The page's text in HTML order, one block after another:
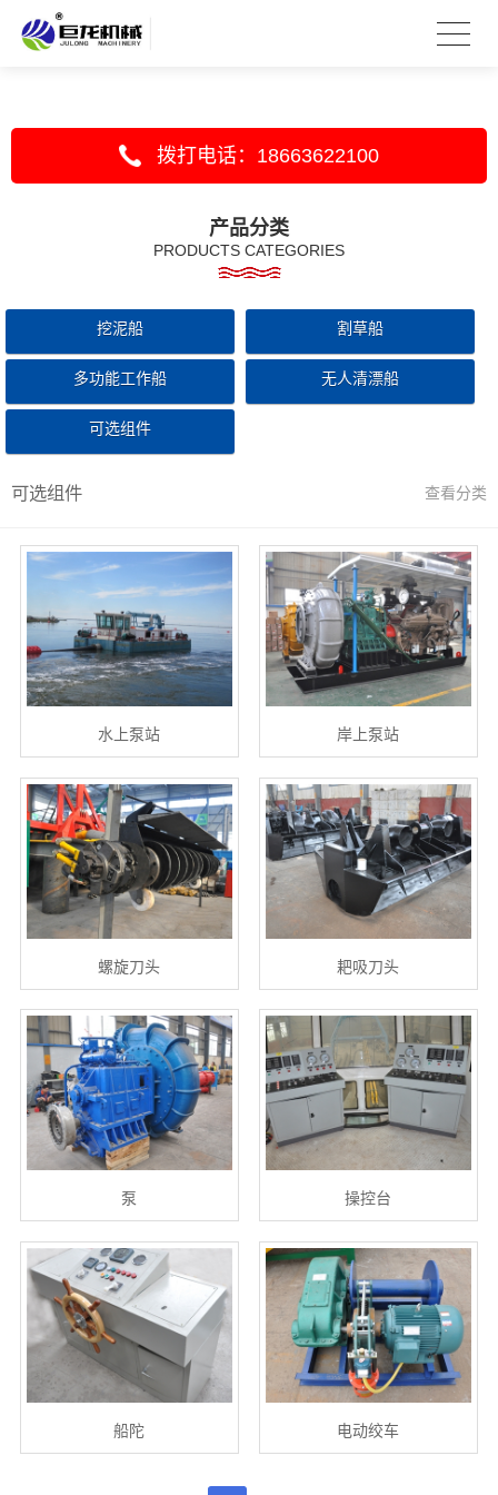
拨打电话：18663622100
产品分类
PRODUCTS CATEGORIES
挖泥船 割草船
多功能工作船 无人清漂船
可选组件
可选组件 查看分类
水上泵站 岸上泵站
螺旋刀头 耙吸刀头
泵 操控台
船陀 电动绞车